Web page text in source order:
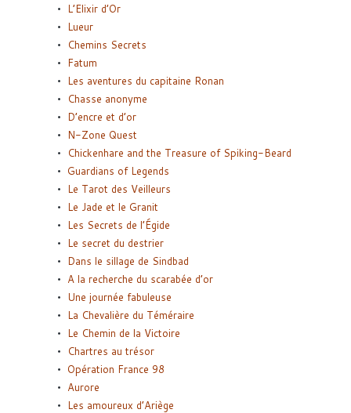
L’Elixir d’Or
Lueur
Chemins Secrets
Fatum
Les aventures du capitaine Ronan
Chasse anonyme
D’encre et d’or
N-Zone Quest
Chickenhare and the Treasure of Spiking-Beard
Guardians of Legends
Le Tarot des Veilleurs
Le Jade et le Granit
Les Secrets de l’Égide
Le secret du destrier
Dans le sillage de Sindbad
A la recherche du scarabée d’or
Une journée fabuleuse
La Chevalière du Téméraire
Le Chemin de la Victoire
Chartres au trésor
Opération France 98
Aurore
Les amoureux d’Ariège